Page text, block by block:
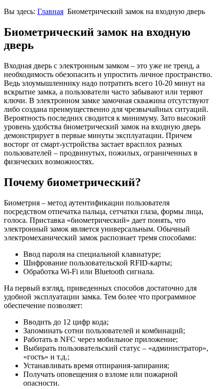
Вы здесь: Главная Биометрический замок на входную дверь
Биометрический замок на входную
дверь
Входная дверь с электронным замком – это уже не тренд, а
необходимость обезопасить и упростить личное пространство.
Ведь злоумышленнику надо потратить всего 10-20 минут на
вскрытие замка, а пользователи часто забывают или теряют
ключи. В электронном замке замочная скважина отсутствуют
либо создана преимущественно для чрезвычайных ситуаций.
Вероятность последних сводится к минимуму. Зато высокий
уровень удобства биометрический замок на входную дверь
демонстрирует в первые минуты эксплуатации. Причем
восторг от смарт-устройства застает врасплох разных
пользователей – продвинутых, пожилых, ограниченных в
физических возможностях.
Почему биометрический?
Биометрия – метод аутентификации пользователя
посредством отпечатка пальца, сетчатки глаза, формы лица,
голоса. Приставка «биометрический» дает понять, что
электронный замок является универсальным. Обычный
электромеханический замок распознает тремя способами:
Ввод пароля на специальной клавиатуре;
Шифрование пользовательской RFID-карты;
Обработка Wi-Fi или Bluetooth сигнала.
На первый взгляд, приведенных способов достаточно для
удобной эксплуатации замка. Тем более что программное
обеспечение позволяет:
Вводить до 12 цифр кода;
Запоминать сотни пользователей и комбинаций;
Работать в NFC через мобильное приложение;
Выбирать пользовательский статус – «администратор»,
«гость» и т.д.;
Устанавливать время отпирания-запирания;
Получать оповещения о взломе или пожарной
опасности.